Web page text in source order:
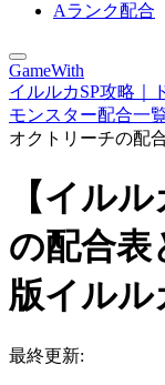
Aランク配合
GameWith
イルルカSP攻略｜
モンスター配合一
オクトリーチの配
【イル
の配合表
版イルル
最終更新: